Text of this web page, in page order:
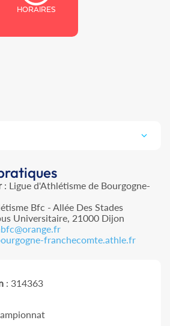
HORAIRES
: Ligue d'Athlétisme de Bourgogne-
Bfc - Allée Des Stades
Universitaire, 21000 Dijon
franchecomte.athle.fr
: 314363